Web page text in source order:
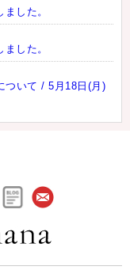
した。
した。
ついて / 5月18日(月)